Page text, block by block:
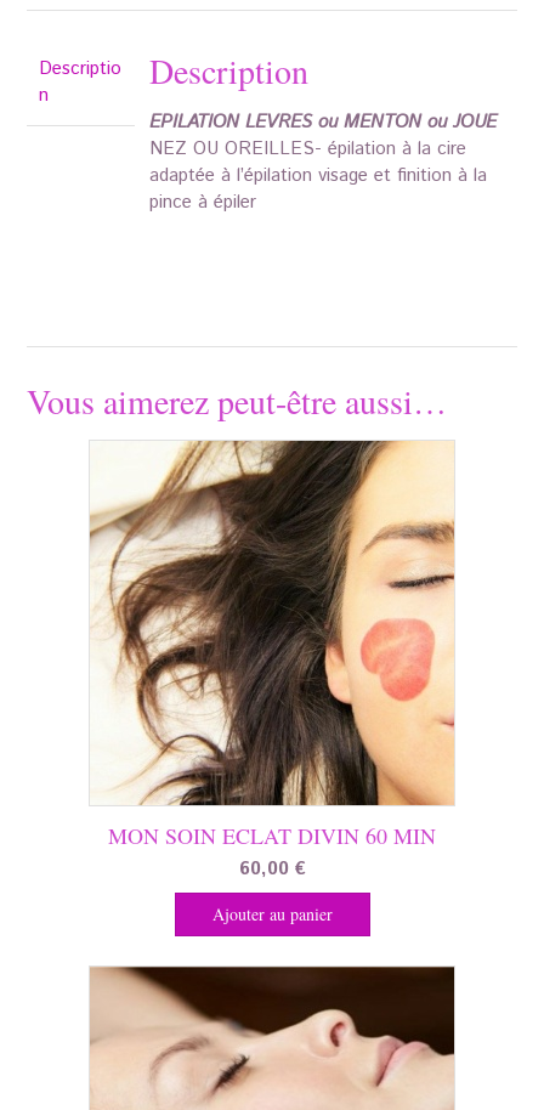
Descriptio
n
Description
EPILATION LEVRES ou MENTON ou JOUE
NEZ OU OREILLES- épilation à la cire
adaptée à l’épilation visage et finition à la
pince à épiler
Vous aimerez peut-être aussi…
MON SOIN ECLAT DIVIN 60 MIN
60,00 €
Ajouter au panier